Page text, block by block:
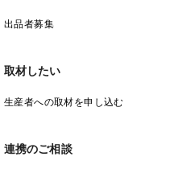
出品者募集
取材したい
生産者への取材を申し込む
連携のご相談